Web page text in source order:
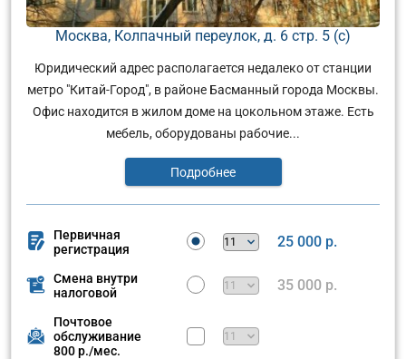
Москва, Колпачный переулок, д. 6 стр. 5 (с)
Юридический адрес располагается недалеко от станции
метро "Китай-Город", в районе Басманный города Москвы.
Офис находится в жилом доме на цокольном этаже. Есть
мебель, оборудованы рабочие...
Подробнее
Первичная
регистрация
25 000 р.
Смена внутри
налоговой
35 000 р.
Почтовое
обслуживание
800 р./мес.